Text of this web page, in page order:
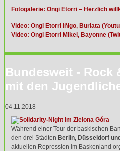
Fotogalerie: Ongi Etorri – Herzlich
Video: Ongi Etorri Iñigo, Burlata
Video: Ongi Etorri Mikel, Bayonne
Bundesweit - Rock
mit den
04.11.2018
Während einer Tour der baskischen
den drei Städten Berlin, Düsseldorf
aktuellen Repression im Baskenland